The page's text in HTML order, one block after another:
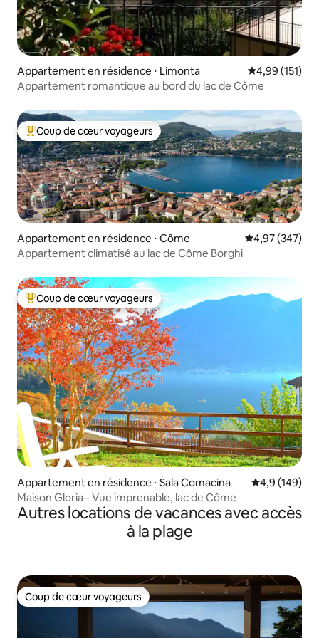
Appartement en résidence ⋅ Limonta Évaluation
4,99 (151)
Appartement romantique au bord du lac de Côme
Coups de cœur voyageurs les plus appréciés
Coup de cœur voyageurs
Appartement en résidence ⋅ Côme Évaluation
4,97 (347)
Appartement climatisé au lac de Côme Borghi
Coups de cœur voyageurs les plus appréciés
Coup de cœur voyageurs
Appartement en résidence ⋅ Sala Comacina Évaluation
4,9 (149)
Maison Gloria - Vue imprenable, lac de Côme
Autres locations de vacances avec accès
à la plage
Coup de cœur voyageurs
Coup de cœur voyageurs